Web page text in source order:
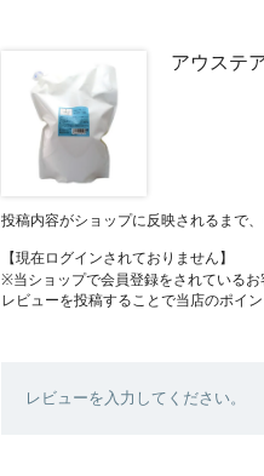
アウステ
投稿内容がショップに反映されるまで
【現在ログインされておりません】
※当ショップで会員登録をされているお
レビューを投稿することで当店のポイ
レビューを入力してください。